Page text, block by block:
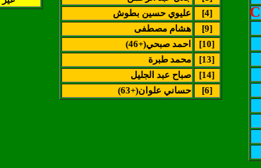
عليوي حسين بطوش
[4]
هشام مصطفى
[9]
(احمد صبحي(+46
[10]
محمد طبرة
[13]
صباح عبد الجليل
[14]
(حساني علوان(+63
[6]
C